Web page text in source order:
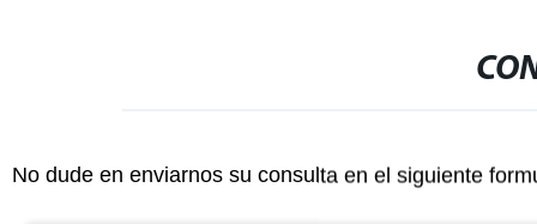
No dude en enviarnos su consulta en el siguiente